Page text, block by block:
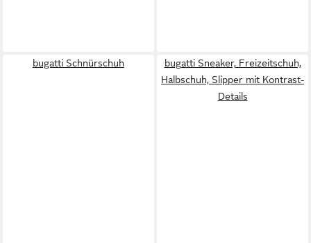
bugatti Schnürschuh
bugatti Sneaker, Freizeitschuh,
Halbschuh, Slipper mit Kontrast-
Details